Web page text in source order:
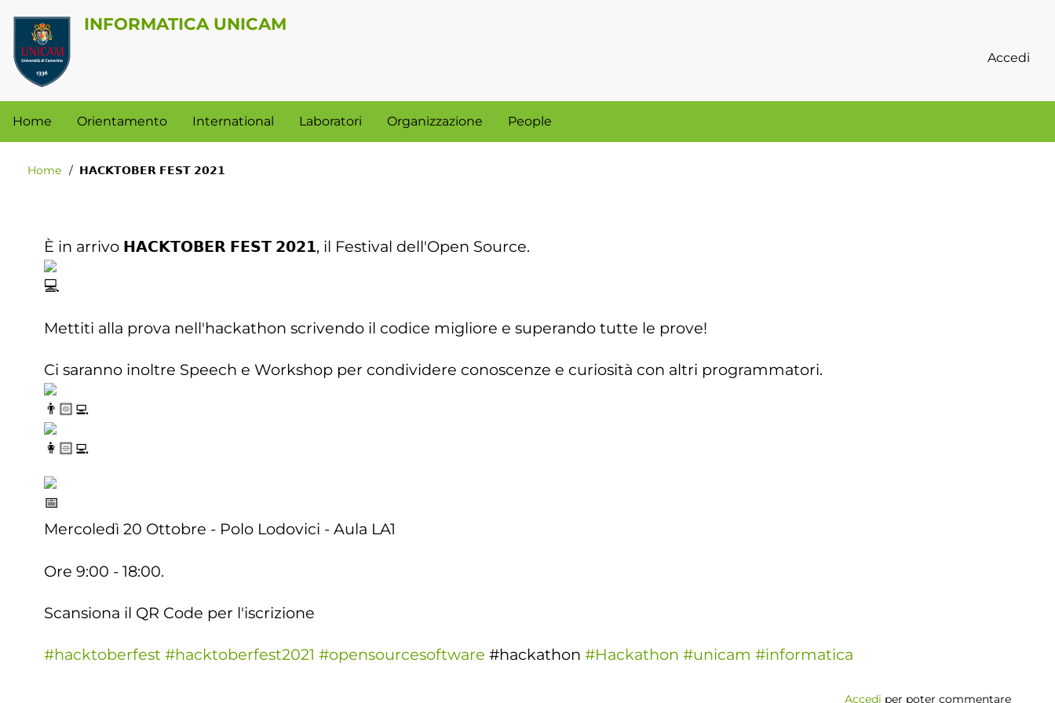
Salta
contenuto
principale
INFORMATICA UNICAM
Menu
profilo
utente
Accedi
Navigazione
Home Orientamento International Laboratori Organizzazione People
Briciole
Home 𝗛𝗔𝗖𝗞𝗧𝗢𝗕𝗘𝗥 𝗙𝗘𝗦𝗧 𝟮𝟬𝟮𝟭
È in arrivo 𝗛𝗔𝗖𝗞𝗧𝗢𝗕𝗘𝗥 𝗙𝗘𝗦𝗧 𝟮𝟬𝟮𝟭, il Festival dell'Open Source.
Mettiti alla prova nell'hackathon scrivendo il codice migliore e superando tutte le prove!
Ci saranno inoltre Speech e Workshop per condividere conoscenze e curiosità con altri programmatori.
Mercoledì 20 Ottobre - Polo Lodovici - Aula LA1
Ore 9:00 - 18:00.
Scansiona il QR Code per l'iscrizione
#hacktoberfest #hacktoberfest2021 #opensourcesoftware #hackathon #Hackathon #unicam #informatica
Accedi per poter commentare